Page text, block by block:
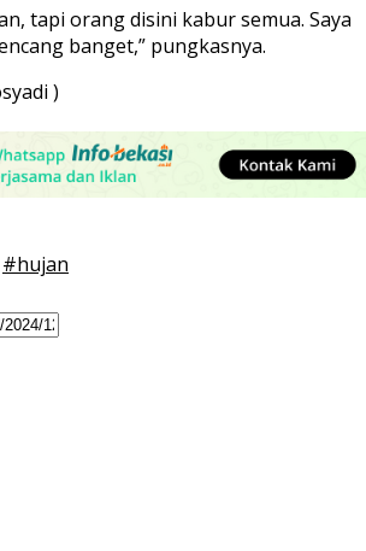
tapi orang disini kabur semua. Saya
banget,” pungkasnya.
)
#hujan